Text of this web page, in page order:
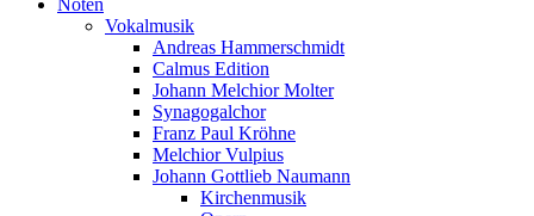
Noten
Vokalmusik
Andreas Hammerschmidt
Calmus Edition
Johann Melchior Molter
Synagogalchor
Franz Paul Kröhne
Melchior Vulpius
Johann Gottlieb Naumann
Kirchenmusik